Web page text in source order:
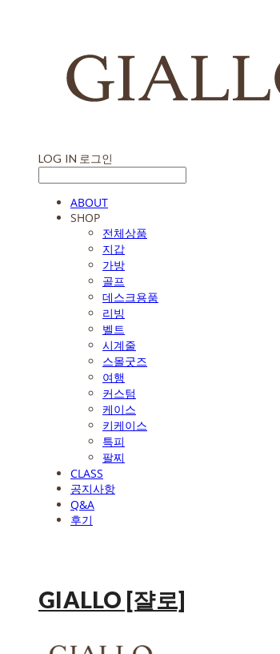
LOG IN 로그인
ABOUT
SHOP
전체상품
지갑
가방
골프
데스크용품
리빙
벨트
시계줄
스몰굿즈
여행
커스텀
케이스
키케이스
특피
팔찌
CLASS
공지사항
Q&A
후기
GIALLO [쟐로]